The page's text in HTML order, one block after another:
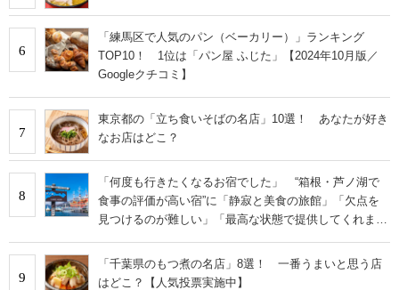
6
「練馬区で人気のパン（ベーカリー）」ランキング
TOP10！ 1位は「パン屋 ふじた」【2024年10月版／
Googleクチコミ】
7
東京都の「立ち食いそばの名店」10選！ あなたが好き
なお店はどこ？
8
「何度も行きたくなるお宿でした」 “箱根・芦ノ湖で
食事の評価が高い宿”に「静寂と美食の旅館」「欠点を
見つけるのが難しい」「最高な状態で提供してくれま
9
「千葉県のもつ煮の名店」8選！ 一番うまいと思う店
はどこ？【人気投票実施中】